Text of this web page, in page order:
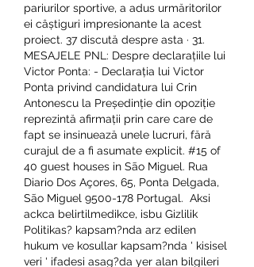
pariurilor sportive, a adus urmăritorilor
ei câștiguri impresionante la acest
proiect. 37 discută despre asta · 31.
MESAJELE PNL: Despre declarațiile lui
Victor Ponta: - Declarația lui Victor
Ponta privind candidatura lui Crin
Antonescu la Președinție din opoziție
reprezintă afirmații prin care care de
fapt se insinuează unele lucruri, fără
curajul de a fi asumate explicit. #15 of
40 guest houses in São Miguel. Rua
Diario Dos Açores, 65, Ponta Delgada,
São Miguel 9500-178 Portugal.  Aksi
ackca belirtilmedikce, isbu Gizlilik
Politikas? kapsam?nda arz edilen
hukum ve kosullar kapsam?nda ' kisisel
veri ' ifadesi asag?da yer alan bilgileri